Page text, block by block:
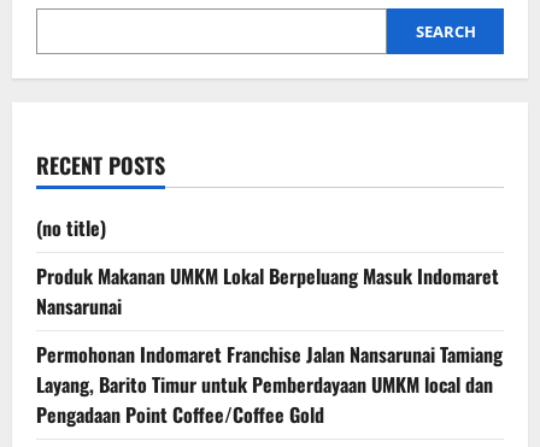
SEARCH
RECENT POSTS
(no title)
Produk Makanan UMKM Lokal Berpeluang Masuk Indomaret
Nansarunai
Permohonan Indomaret Franchise Jalan Nansarunai Tamiang
Layang, Barito Timur untuk Pemberdayaan UMKM local dan
Pengadaan Point Coffee/Coffee Gold